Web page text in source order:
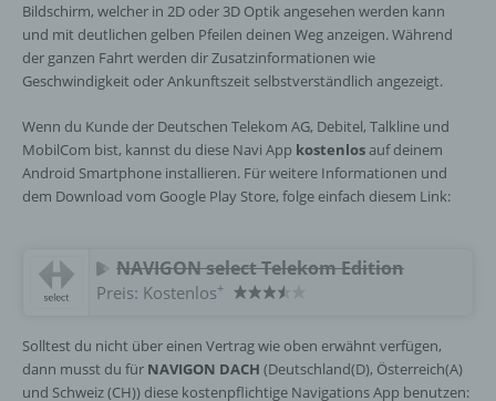
Bildschirm, welcher in 2D oder 3D Optik angesehen werden kann
und mit deutlichen gelben Pfeilen deinen Weg anzeigen. Während
der ganzen Fahrt werden dir Zusatzinformationen wie
Geschwindigkeit oder Ankunftszeit selbstverständlich angezeigt.
Wenn du Kunde der Deutschen Telekom AG, Debitel, Talkline und
MobilCom bist, kannst du diese Navi App kostenlosauf deinem
Android Smartphone installieren. Für weitere Informationen und
dem Download vom Google Play Store, folge einfach diesem Link:
NAVIGON select Telekom Edition
Preis: Kostenlos+
Solltest du nicht über einen Vertrag wie oben erwähnt verfügen,
dann musst du für NAVIGON DACH (Deutschland(D), Österreich(A)
und Schweiz (CH)) diese kostenpflichtige Navigations App benutzen: